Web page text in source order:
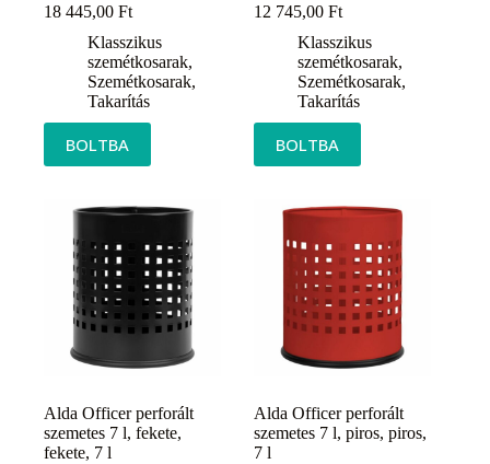
18 445,00 Ft
Klasszikus
szemétkosarak,
Szemétkosarak,
Takarítás
BOLTBA
12 745,00Ft
Klasszikus
szemétkosarak,
Szemétkosarak,
Takarítás
BOLTBA
Alda Officer perforált
szemetes 7 l, fekete,
fekete, 7 l
Alda Officer perforált
szemetes 7 l, piros, piros,
7 l